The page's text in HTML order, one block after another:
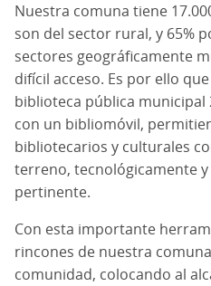
Nuestra comuna tiene
son del sector rural, y 65%
sectores geográficamente
difícil acceso. Es por ello
biblioteca pública municipal
con un bibliomóvil,
bibliotecarios y culturales
terreno, tecnológicamente
pertinente.
Con esta importante
rincones de nuestra
comunidad, colocando al